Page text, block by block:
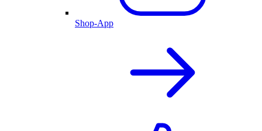
Shop-App